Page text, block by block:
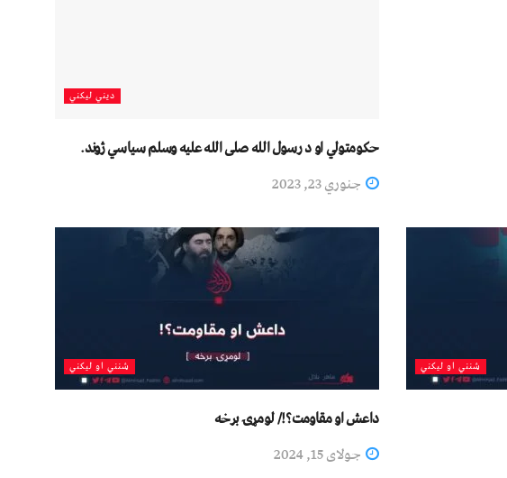
دیني لیکني
حکومتولي او د رسول الله صلی الله علیه وسلم سیاسي ژوند.
جنوري 23, 2023
شنني او لیکني شنني او لیکني
داعش او مقاومت؟!/ لومړۍ برخه
جولای 15, 2024